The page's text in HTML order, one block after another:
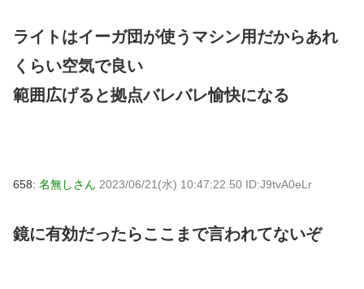
ライトはイーガ団が使うマシン用だからあれ
くらい空気で良い
範囲広げると拠点バレバレ愉快になる
658: 名無しさん 2023/06/21(水) 10:47:22.50 ID:J9tvA0eLr
鏡に有効だったらここまで言われてないぞ